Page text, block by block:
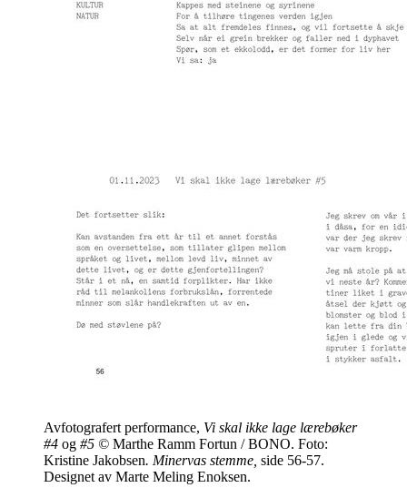
Avfotografert performance, Vi skal ikke lage lærebøker
#4 og #5 © Marthe Ramm Fortun / BONO. Foto:
Kristine Jakobsen. Minervas stemme, side 56-57.
Designet av Marte Meling Enoksen.